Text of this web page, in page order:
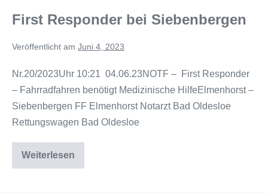
First Responder bei Siebenbergen
Veröffentlicht am Juni 4, 2023
Nr.20/2023Uhr 10:21 04.06.23NOTF – First Responder
– Fahrradfahren benötigt Medizinische HilfeElmenhorst –
Siebenbergen FF Elmenhorst Notarzt Bad Oldesloe
Rettungswagen Bad Oldesloe
Weiterlesen